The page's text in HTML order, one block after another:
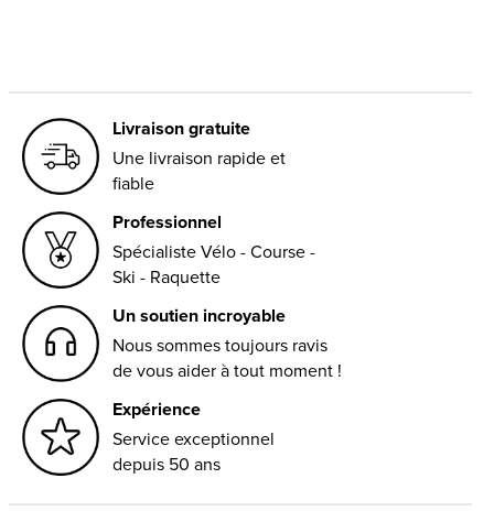
Livraison gratuite
Une livraison rapide et
fiable
Professionnel
Spécialiste Vélo - Course -
Ski - Raquette
Un soutien incroyable
Nous sommes toujours ravis
de vous aider à tout moment !
Expérience
Service exceptionnel
depuis 50 ans